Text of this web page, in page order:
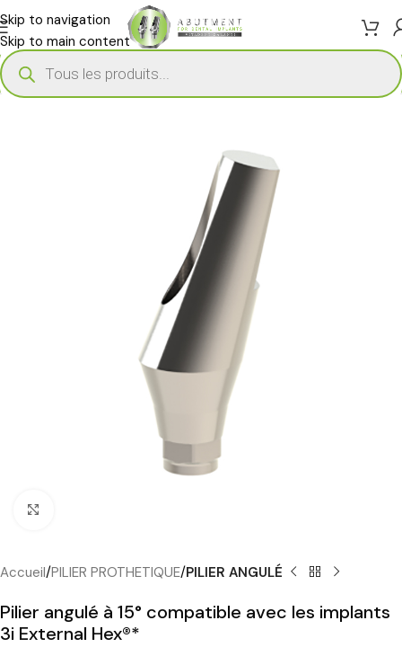
Skip to navigation
Skip to main content
Accueil PILIER PROTHETIQUE PILIER ANGULÉ
Pilier angulé à 15° compatible avec les implants
3i External Hex®*